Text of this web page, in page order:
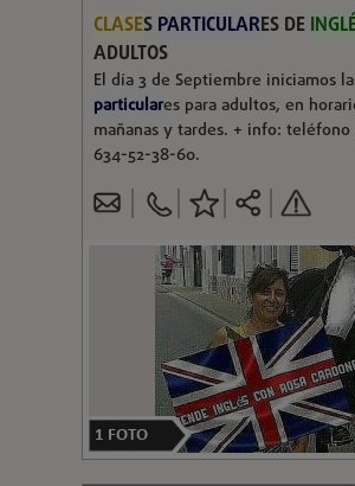
CLASES PARTICULARES DE
ADULTOS
El día 3 de Septiembre iniciamos
particulares para adultos, en
mañanas y tardes. + info:
634-52-38-60.
1 FOTO